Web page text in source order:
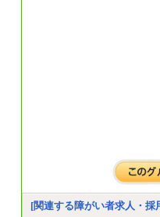
[関連する障がい者求人・採